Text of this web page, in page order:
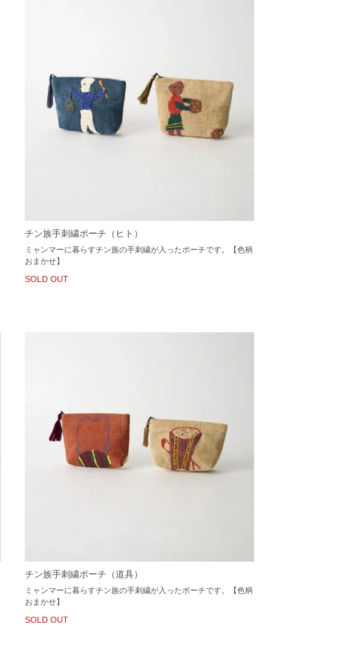
チン族手刺繍ポーチ（ヒト）
ミャンマーに暮らすチン族の手刺繍が入ったポーチです。【色柄
おまかせ】
SOLD OUT
チン族手刺繍ポーチ（道具）
ミャンマーに暮らすチン族の手刺繍が入ったポーチです。【色柄
おまかせ】
SOLD OUT